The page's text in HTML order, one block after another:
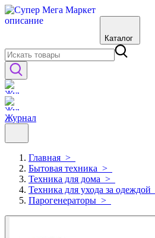
Каталог
Журнал
Главная >
Бытовая техника >
Техника для дома >
Техника для ухода за одеждой
Парогенераторы >